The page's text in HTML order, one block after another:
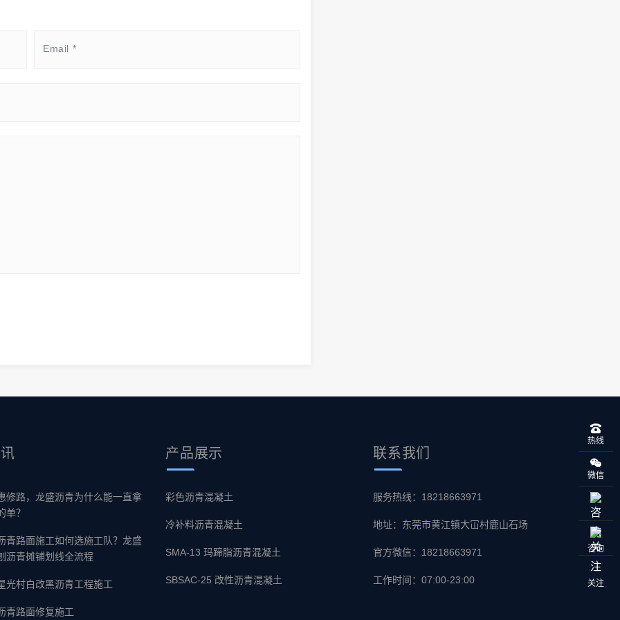
修路，龙盛沥青为什么能一直拿
单？
青路面施工如何选施工队？龙盛
沥青摊铺划线全流程
光村白改黑沥青工程施工
青路面修复施工
产品展示
彩色沥青混凝土
冷补料沥青混凝土
SMA-13 玛蹄脂沥青混凝土
SBSAC-25 改性沥青混凝土
联系我们
服务热线：18218663971
地址：东莞市黄江镇大冚村鹿山石场
官方微信：18218663971
工作时间：07:00-23:00
热线
微信
咨询
关注